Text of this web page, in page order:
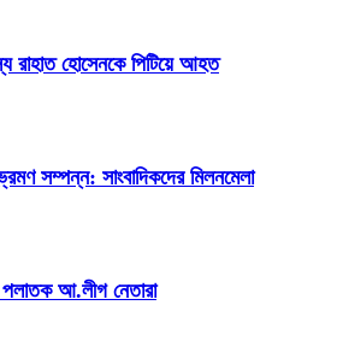
রাহাত হোসেনকে পিটিয়ে আহত
সম্পন্ন: সাংবাদিকদের মিলনমেলা
পলাতক আ.লীগ নেতারা